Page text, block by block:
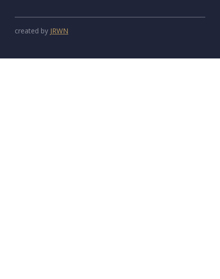
created by JRWN